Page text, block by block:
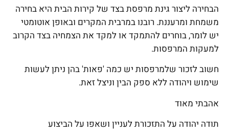
הבחירה ליצור גינת מרפסת בצד של קירות הבית היא בחירה
משמחת ומרעננת. רובנו במרבית המקרים ובאופן אוטומטי
יש לומר, בוחרים להתמקד או למקד את הצמחיה בצד הקרוב
למעקות המרפסות.
חשוב לזכור שלמרפסות יש כמה 'פאות' בהן ניתן לעשות
שימוש ויהודה ללא ספק הבין וניצל זאת.
אהבתי מאוד
תודה יהודה על התזכורת לעניין ושאפו על הביצוע